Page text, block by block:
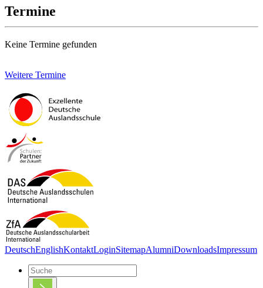
Termine
Keine Termine gefunden
Weitere Termine
DeutschEnglishKontaktLoginSitemapAlumniDownloadsImpressum